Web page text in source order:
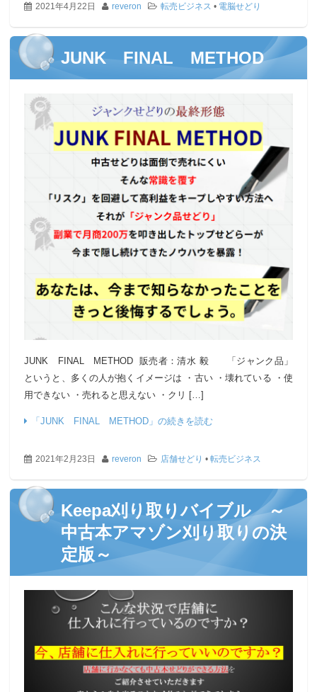
2021年4月22日 reveron 転売ビジネス • 電脳せどり
JUNK FINAL METHOD
JUNK FINAL METHOD 販売者：清水 毅 「ジャンク品」
というと、多くの人が抱くイメージは ・古い ・壊れている ・使
用できない ・売れると思えない ・クリ […]
「JUNK FINAL METHOD」の続きを読む
2021年2月23日 reveron 店舗せどり • 転売ビジネス
Keepa刈り取りバイブル ～
中古本アマゾン刈り取りの決
定版～